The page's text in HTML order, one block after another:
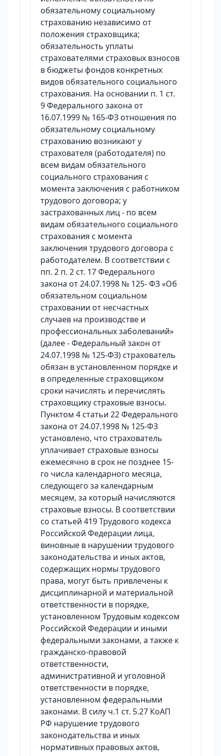
обязательному социальному
страхованию независимо от
положения страховщика;
обязательность уплаты
страхователями страховых взносов
в бюджеты фондов конкретных
видов обязательного социального
страхования. На основании п. 1 ст.
9 Федерального закона от
16.07.1999 № 165-ФЗ отношения по
обязательному социальному
страхованию возникают у
страхователя (работодателя) по
всем видам обязательного
социального страхования с
момента заключения с работником
трудового договора; у
застрахованных лиц - по всем
видам обязательного социального
страхования с момента
заключения трудового договора с
работодателем. В соответствии с
пп. 2 п. 2 ст. 17 Федерального
закона от 24.07.1998 № 125- ФЗ «Об
обязательном социальном
страховании от несчастных
случаев на производстве и
профессиональных заболеваний»
(далее - Федеральный закон от
24.07.1998 № 125-ФЗ) страхователь
обязан в установленном порядке и
в определенные страховщиком
сроки начислять и перечислять
страховщику страховые взносы.
Пунктом 4 статьи 22 Федерального
закона от 24.07.1998 № 125-ФЗ
установлено, что страхователь
уплачивает страховые взносы
ежемесячно в срок не позднее 15-
го числа календарного месяца,
следующего за календарным
месяцем, за который начисляются
страховые взносы. В соответствии
со статьей 419 Трудового кодекса
Российской Федерации лица,
виновные в нарушении трудового
законодательства и иных актов,
содержащих нормы трудового
права, могут быть привлечены к
дисциплинарной и материальной
ответственности в порядке,
установленном Трудовым кодексом
Российской Федерации и иными
федеральными законами, а также к
гражданско-правовой
ответственности,
административной и уголовной
ответственности в порядке,
установленном федеральными
законами. В силу ч.1 ст. 5.27 КоАП
РФ нарушение трудового
законодательства и иных
нормативных правовых актов,